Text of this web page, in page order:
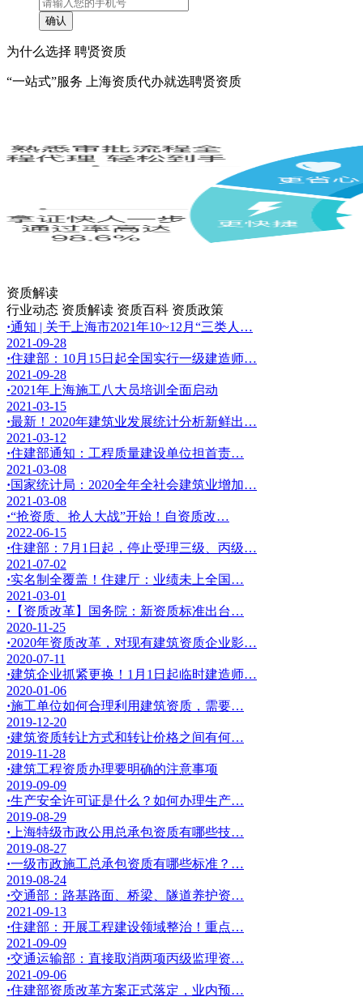
为什么选择 聘贤资质
“一站式”服务 上海资质代办就选聘贤资质
资质解读
行业动态 资质解读 资质百科 资质政策
·通知 | 关于上海市2021年10~12月“三类人…
2021-09-28
·住建部：10月15日起全国实行一级建造师…
2021-09-28
·2021年上海施工八大员培训全面启动
2021-03-15
·最新！2020年建筑业发展统计分析新鲜出…
2021-03-12
·住建部通知：工程质量建设单位担首责…
2021-03-08
·国家统计局：2020全年全社会建筑业增加…
2021-03-08
·“抢资质、抢人大战”开始！自资质改…
2022-06-15
·住建部：7月1日起，停止受理三级、丙级…
2021-07-02
·实名制全覆盖！住建厅：业绩未上全国…
2021-03-01
· 【资质改革】国务院：新资质标准出台…
2020-11-25
·2020年资质改革，对现有建筑资质企业影…
2020-07-11
·建筑企业抓紧更换！1月1日起临时建造师…
2020-01-06
·施工单位如何合理利用建筑资质，需要…
2019-12-20
·建筑资质转让方式和转让价格之间有何…
2019-11-28
·建筑工程资质办理要明确的注意事项
2019-09-09
·生产安全许可证是什么？如何办理生产…
2019-08-29
· 上海特级市政公用总承包资质有哪些技…
2019-08-27
·一级市政施工总承包资质有哪些标准？…
2019-08-24
·交通部：路基路面、桥梁、隧道养护资…
2021-09-13
·住建部：开展工程建设领域整治！重点…
2021-09-09
·交通运输部：直接取消两项丙级监理资…
2021-09-06
·住建部资质改革方案正式落定，业内预…